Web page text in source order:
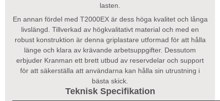
lasten.
En annan fördel med T2000EX är dess höga kvalitet och långa
livslängd. Tillverkad av högkvalitativt material och med en
robust konstruktion är denna griplastare utformad för att hålla
länge och klara av krävande arbetsuppgifter. Dessutom
erbjuder Kranman ett brett utbud av reservdelar och support
för att säkerställa att användarna kan hålla sin utrustning i
bästa skick.
Teknisk Specifikation